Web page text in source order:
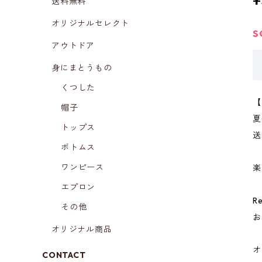
オリジナルセレクト
アウトドア
身にまとうもの
くつした
帽子
トップス
ボトムス
ワンピース
エプロン
その他
オリジナル商品
CONTACT